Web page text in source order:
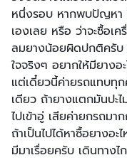
หนึ่งรอบ หากพบปัญหา
เองเลย หรือ ว่าจะซื้อเ
ลมยางน้อยผิดปกติครับ
ใจจริงๆ อยากให้มียางอ
แต่เดี๋ยวนี้ค่ายรถแทบทุ
เดียว ถ้ายางแตกมันปะ
ไปเข้าอู่ เสียค่ายกรถมา
ถ้าเป็นไปได้หาซื้อยางอ
มีมาเรื่อยครับ เดินทาง